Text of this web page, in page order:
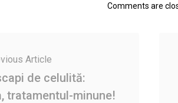
Comments are
Article
de celulită:
tratamentul-minune!